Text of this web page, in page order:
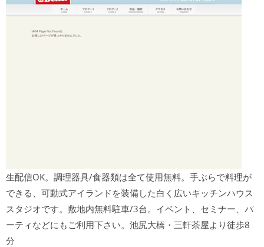
生配信OK。調理器具/食器類は全て使用無料。手ぶらで料理が
できる、可動式アイランドを装備した白く広いキッチンハウス
スタジオです。敷地内無料駐車/3台。イベント、セミナー、パ
ーティなどにもご利用下さい。池尻大橋・三軒茶屋より徒歩8
分